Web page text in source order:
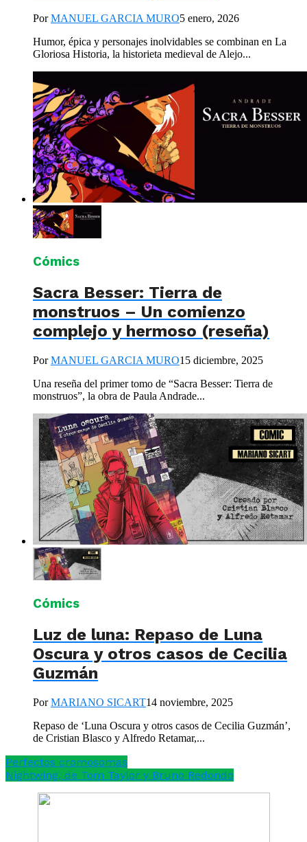
PorMANUEL GARCIA MURO5 enero, 2026
Humor, épica y personajes inolvidables se combinan en La
Gloriosa Historia, la historieta medieval de Alejo...
Cómics
Sacra Besser: Tierra de
monstruos – Un comienzo
complejo y hermoso (reseña)
PorMANUEL GARCIA MURO15 diciembre, 2025
Una reseña del primer tomo de “Sacra Besser: Tierra de
monstruos”, la obra de Paula Andrade...
Cómics
Luz de luna: Repaso de Luna
Oscura y otros casos de Cecilia
Guzmán
PorMARIANO SICART14 noviembre, 2025
Repaso de ‘Luna Oscura y otros casos de Cecilia Guzmán’,
de Cristian Blasco y Alfredo Retamar,...
Perfectos cromosomas
Nightwing, de Tom Taylor y Bruno Redondo